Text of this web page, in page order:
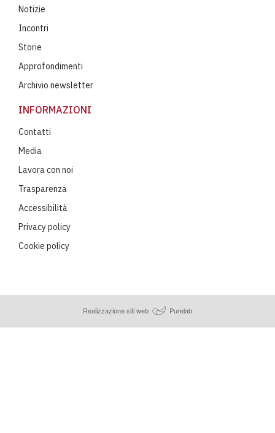
Notizie
Incontri
Storie
Approfondimenti
Archivio newsletter
INFORMAZIONI
Contatti
Media
Lavora con noi
Trasparenza
Accessibilità
Privacy policy
Cookie policy
Realizzazione siti web Purelab